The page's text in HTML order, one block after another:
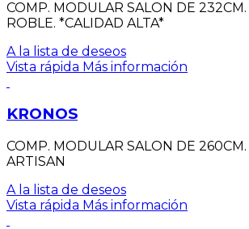
COMP. MODULAR SALON DE
ROBLE. *CALIDAD ALTA*
A la lista de deseos
Vista rápida Más información
KRONOS
COMP. MODULAR SALON DE
ARTISAN
A la lista de deseos
Vista rápida Más información